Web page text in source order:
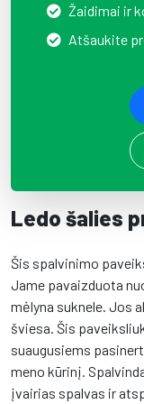
Žaidimai ir
Atšaukite
Ledo šalies
Šis spalvinimo
Jame pavaizduota
mėlyna suknele. Jos
šviesa. Šis
suaugusiems
meno kūrinį.
įvairias spalvas ir